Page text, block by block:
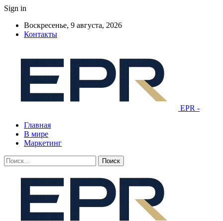
Sign in
Воскресенье, 9 августа, 2026
Контакты
EPR -
Главная
В мире
Маркетинг